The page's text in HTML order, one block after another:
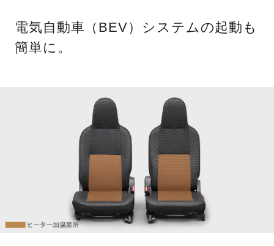
電気自動車（BEV）システムの起動も
簡単に。